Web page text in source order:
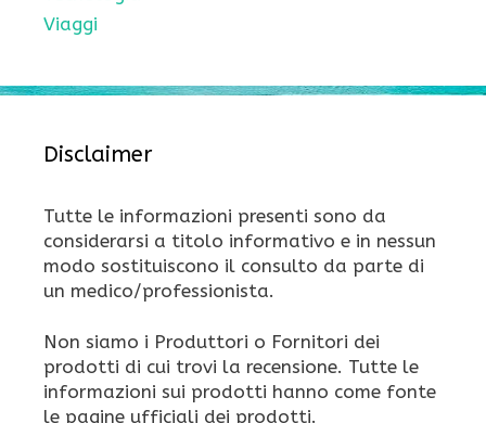
Viaggi
Disclaimer
Tutte le informazioni presenti sono da
considerarsi a titolo informativo e in nessun
modo sostituiscono il consulto da parte di
un medico/professionista.
Non siamo i Produttori o Fornitori dei
prodotti di cui trovi la recensione. Tutte le
informazioni sui prodotti hanno come fonte
le pagine ufficiali dei prodotti.